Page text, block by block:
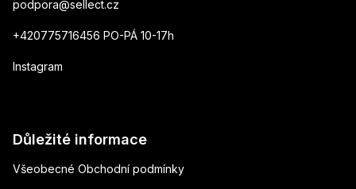
podpora@sellect.cz
+420775716456 PO-PÁ 10-17h
Instagram
Důležité informace
Všeobecné Obchodní podmínky